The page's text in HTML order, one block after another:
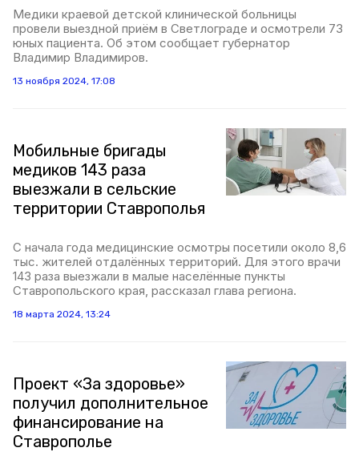
Медики краевой детской клинической больницы
провели выездной приём в Светлограде и осмотрели 73
юных пациента. Об этом сообщает губернатор
Владимир Владимиров.
13 ноября 2024, 17:08
Мобильные бригады
медиков 143 раза
выезжали в сельские
территории Ставрополья
С начала года медицинские осмотры посетили около 8,6
тыс. жителей отдалённых территорий. Для этого врачи
143 раза выезжали в малые населённые пункты
Ставропольского края, рассказал глава региона.
18 марта 2024, 13:24
Проект «За здоровье»
получил дополнительное
финансирование на
Ставрополье